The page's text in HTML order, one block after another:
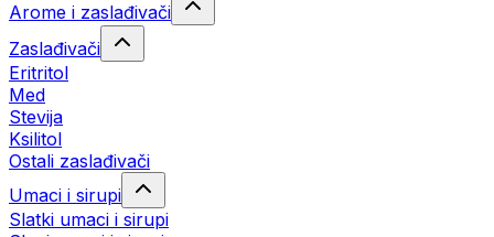
Arome i zaslađivači
Zaslađivači
Eritritol
Med
Stevija
Ksilitol
Ostali zaslađivači
Umaci i sirupi
Slatki umaci i sirupi